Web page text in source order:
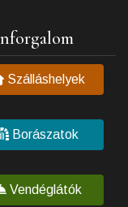
Szálláshelyek
Borászatok
Vendéglátók